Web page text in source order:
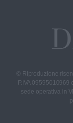
© Riproduzione
P.IVA 09595010969
sede operativa in